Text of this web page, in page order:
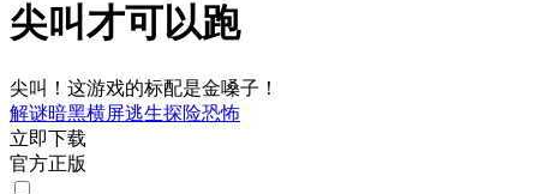
尖叫才可以跑
尖叫！这游戏的标配是金嗓子！
解谜暗黑横屏逃生探险恐怖
立即下载
官方正版